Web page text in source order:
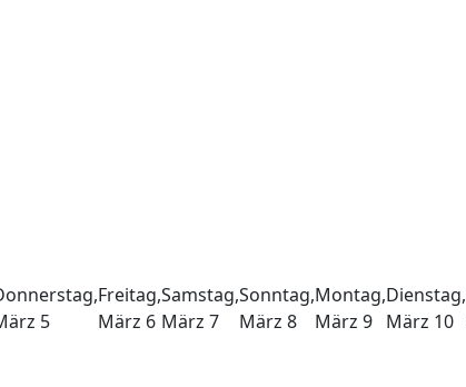
5
Freitag,
März 6
Samstag,
März 7
Sonntag,
März 8
Montag,
März 9
Dienstag,
März 10